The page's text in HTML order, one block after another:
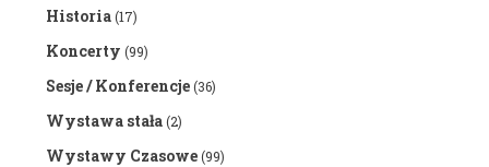
Historia(17)
Koncerty (99)
Sesje / Konferencje(36)
Wystawa stała(2)
Wystawy Czasowe(99)